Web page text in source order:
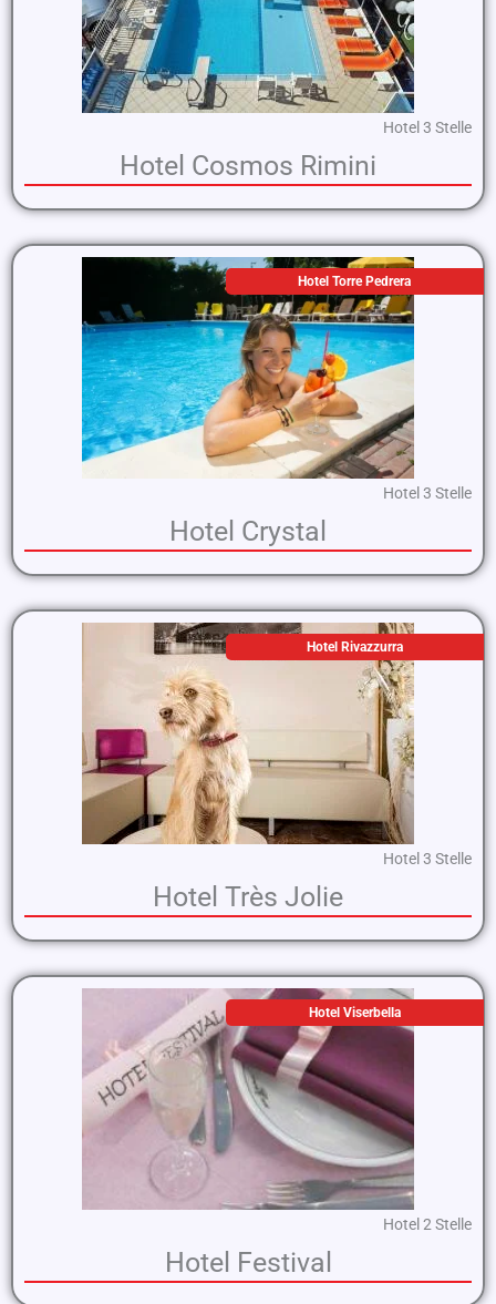
Hotel 3 Stelle
Hotel Cosmos Rimini
Hotel Torre Pedrera
Hotel 3 Stelle
Hotel Crystal
Hotel Rivazzurra
Hotel 3 Stelle
Hotel Très Jolie
Hotel Viserbella
Hotel 2 Stelle
Hotel Festival